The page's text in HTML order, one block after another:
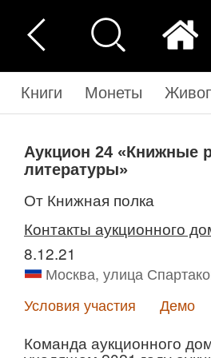
Книги Монеты
Аукцион 24 «Книжные
литературы»
от Книжная полка
Контакты аукционного
8.12.21
Москва, улица
Условия участия
Демо
Команда аукционного